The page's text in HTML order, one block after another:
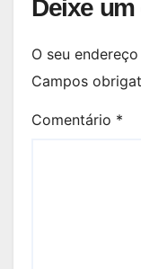
Deixe
O seu
Campos
Comentário *